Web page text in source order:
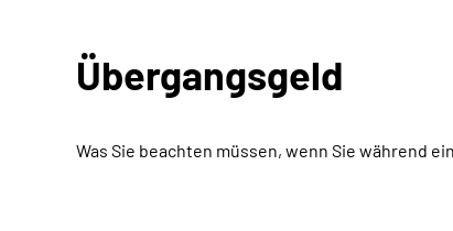
Übergangsgeld
Was Sie beachten müssen, wenn Sie während